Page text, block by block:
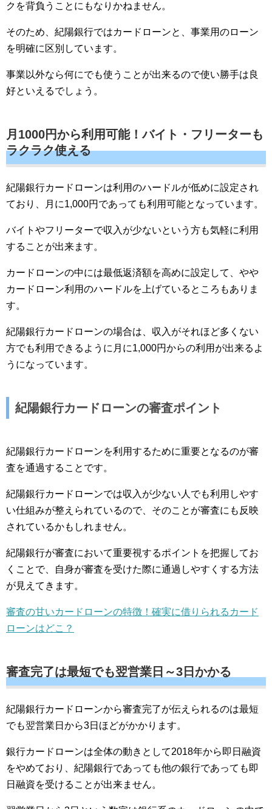
クを背負うことにもなりかねません。
そのため、紀陽銀行ではカードローンと、事業用のローン
を明確に区別しています。
事業以外なら何にでも使うことが出来るので使い勝手は良
好といえるでしょう。
月1000円から利用可能！バイト・フリーターも
ラクラク使える
紀陽銀行カードローンは利用のハードルが低めに設定され
ており、月に1,000円であっても利用可能となっています。
バイトやフリーターで収入が少ないという方も気軽に利用
することが出来ます。
カードローンの中には最低返済額を高めに設定して、やや
カードローン利用のハードルを上げているところもありま
す。
紀陽銀行カードローンの場合は、収入がそれほど多くない
方でも利用できるように月に1,000円からの利用が出来るよ
うになっています。
紀陽銀行カードローンの審査ポイント
紀陽銀行カードローンを利用するために重要となるのが審
査を通過することです。
紀陽銀行カードローンでは収入が少ない人でも利用しやす
い仕組みが整えられているので、そのことが審査にも反映
されているかもしれません。
紀陽銀行が審査において重要視するポイントを把握してお
くことで、自身が審査を受けた際に通過しやすくする方法
が見えてきます。
審査の甘いカードローンの特徴！確実に借りられるカード
ローンはどこ？
審査完了は最短でも翌営業日～3日かかる
紀陽銀行カードローンから審査完了が伝えられるのは最短
でも翌営業日から3日ほどがかかります。
銀行カードローンは全体の動きとして2018年から即日融資
をやめており、紀陽銀行であっても他の銀行であっても即
日融資を受けることが出来ません。